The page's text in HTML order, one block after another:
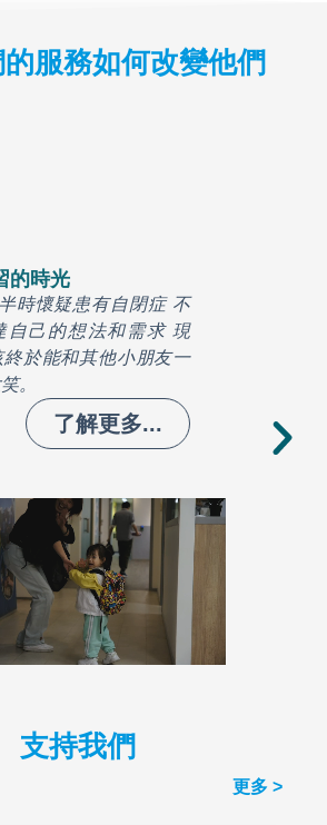
服務如何改變他們
的時光
時懷疑患有自閉症 不
自己的想法和需求 現
終於能和其他小朋友一
。
了解更多...
支持我們
更多 >